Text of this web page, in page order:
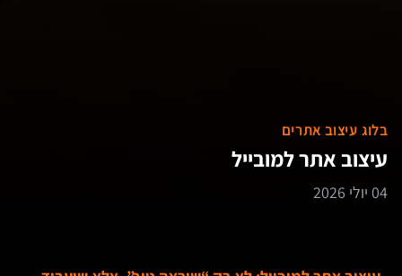
בלוג עיצוב אתרים
עיצוב אתר למובייל
04 יולי 2026